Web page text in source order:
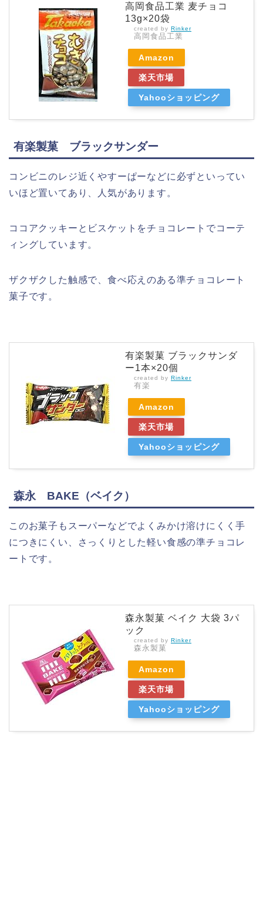
高岡食品工業 麦チョコ
13g×20袋
created by Rinker
高岡食品工業
Amazon
楽天市場
Yahooショッピング
有楽製菓 ブラックサンダー
コンビニのレジ近くやすーぱーなどに必ずといってい
いほど置いてあり、人気があります。
ココアクッキーとビスケットをチョコレートでコーテ
ィングしています。
ザクザクした触感で、食べ応えのある準チョコレート
菓子です。
有楽製菓 ブラックサンダ
ー1本×20個
created by Rinker
有楽
Amazon
楽天市場
Yahooショッピング
森永 BAKE（ベイク）
このお菓子もスーパーなどでよくみかけ溶けにくく手
につきにくい、さっくりとした軽い食感の準チョコレ
ートです。
森永製菓 ベイク 大袋 3パ
ック
created by Rinker
森永製菓
Amazon
楽天市場
Yahooショッピング